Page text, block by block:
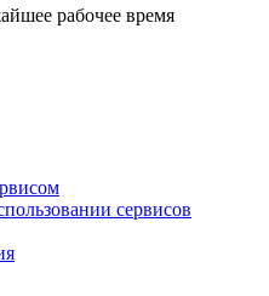
рабочее время
сервисов